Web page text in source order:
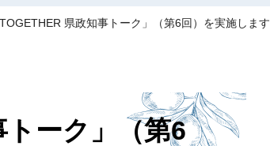
県政知事トーク」（第6回）を実施します
トーク」（第6